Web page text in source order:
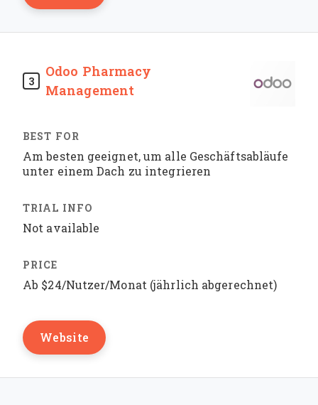
3
Odoo Pharmacy
Management
Am besten geeignet, um alle Geschäftsabläufe
unter einem Dach zu integrieren
Not available
Ab $24/Nutzer/Monat (jährlich abgerechnet)
Website